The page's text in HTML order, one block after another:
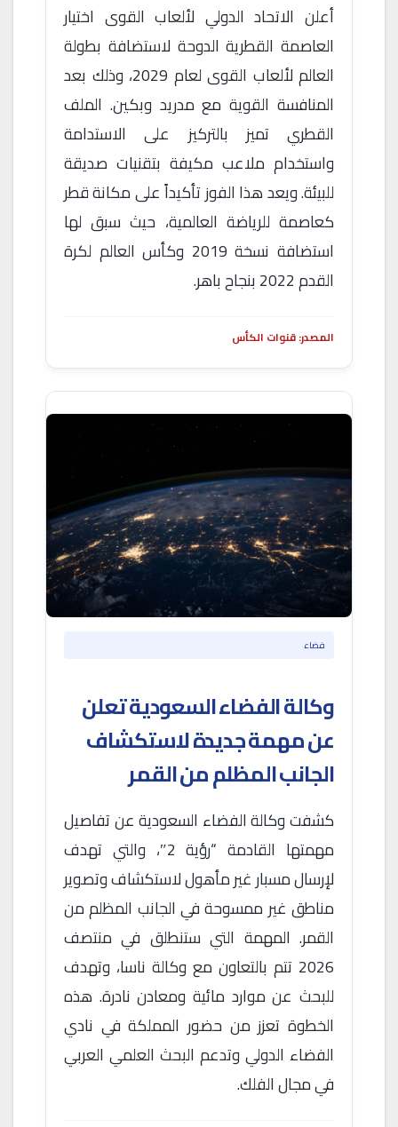
أعلن الاتحاد الدولي لألعاب القوى اختيار
العاصمة القطرية الدوحة لاستضافة بطولة
العالم لألعاب القوى لعام 2029، وذلك بعد
المنافسة القوية مع مدريد وبكين. الملف
القطري تميز بالتركيز على الاستدامة
واستخدام ملاعب مكيفة بتقنيات صديقة
للبيئة. ويعد هذا الفوز تأكيداً على مكانة قطر
كعاصمة للرياضة العالمية، حيث سبق لها
استضافة نسخة 2019 وكأس العالم لكرة
القدم 2022 بنجاح باهر.
المصدر: قنوات الكأس
فضاء
وكالة الفضاء السعودية تعلن
عن مهمة جديدة لاستكشاف
الجانب المظلم من القمر
كشفت وكالة الفضاء السعودية عن تفاصيل
مهمتها القادمة “رؤية 2″، والتي تهدف
لإرسال مسبار غير مأهول لاستكشاف وتصوير
مناطق غير ممسوحة في الجانب المظلم من
القمر. المهمة التي ستنطلق في منتصف
2026 تتم بالتعاون مع وكالة ناسا، وتهدف
للبحث عن موارد مائية ومعادن نادرة. هذه
الخطوة تعزز من حضور المملكة في نادي
الفضاء الدولي وتدعم البحث العلمي العربي
في مجال الفلك.